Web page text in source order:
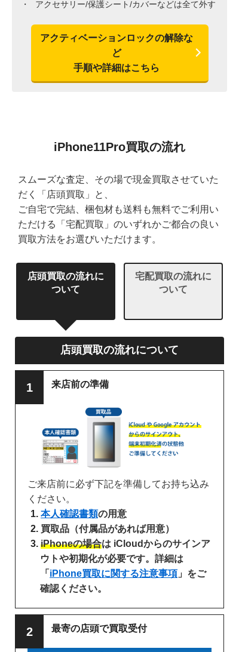
アクセサリー/保護シート/カバーなどは全て外す
アクティベーションロックの解除な
ど
手順や詳細はこちら
iPhone11Pro買取の流れ
スムーズな査定、その場で現金買取させていた
だく「店頭買取」と、
ご自宅で完結、梱包材も送料も無料でご利用い
ただける「宅配買取」のいずれかご都合の良い
買取方法をお選びいただけます。
店頭買取の流れに
ついて
宅配買取の流れに
ついて
店頭買取の流れについて
来店前の準備
ご来店前に必ず下記を準備してお持ち込み
ください。
本人確認書類の用意
買取品（付属品があれば用意）
iPhoneの場合は iCloudからのサインア
ウトや初期化が必要です。詳細は
「 iPhone買取に関する注意事項 」をご
確認ください。
最寄の店頭で買取受付